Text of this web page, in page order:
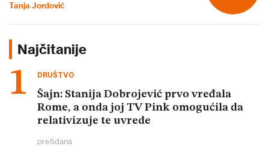
Tanja Jordović
Najčitanije
DRUŠTVO
Šajn: Stanija Dobrojević prvo vređala
Rome, a onda joj TV Pink omogućila da
relativizuje te uvrede
pre5dana